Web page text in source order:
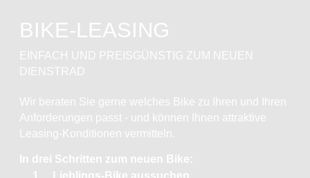
BIKE-LEASING
EINFACH UND PREISGÜNSTIG ZUM NEUEN
DIENSTRAD
Wir beraten Sie gerne welches Bike zu Ihren und Ihren
Anforderungen passt - und können Ihnen attraktive
Leasing-Konditionen vermitteln.
In drei Schritten zum neuen Bike: